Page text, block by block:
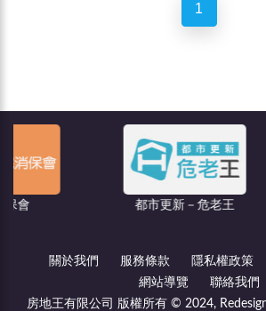
1
都市更新－危老王
關於我們 服務條款 隱私權政策
網站導覽
聯絡我們
房地王有限公司 版權所有 © 2024,